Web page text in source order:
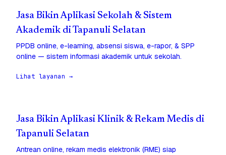
Jasa Bikin Aplikasi Sekolah & Sistem
Akademik di Tapanuli Selatan
PPDB online, e-learning, absensi siswa, e-rapor, & SPP
online — sistem informasi akademik untuk sekolah.
Lihat layanan →
Jasa Bikin Aplikasi Klinik & Rekam Medis di
Tapanuli Selatan
Antrean online, rekam medis elektronik (RME) siap